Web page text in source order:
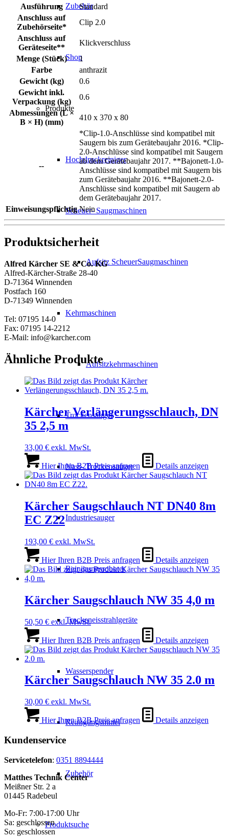
Zubehör
Shop
Produkte
Hochdruckreiniger
Scheuer- Saugmaschinen
Aufsitz ScheuerSaugmaschinen
Kehrmaschinen
Aufsitzkehrmaschinen
Trockensauger
Nass- Trockensauger
Industriesauger
Reinigungsroboter
Trockeneisstrahlgeräte
Wasserspender
Reinigungsmittel
Zubehör
Produktsuche
Ausführung
Standard
Anschluss auf
Zubehörseite*
Clip 2.0
Anschluss auf
Geräteseite**
Klickverschluss
Menge (Stück)
1
Farbe
anthrazit
Gewicht (kg)
0.6
Gewicht inkl.
Verpackung (kg)
0.6
Abmessungen (L ×
B × H) (mm)
410 x 370 x 80
--
*Clip-1.0-Anschlüsse sind kompatibel mit
Saugern bis zum Gerätebaujahr 2016. *Clip-
2.0-Anschlüsse sind kompatibel mit Saugern
ab dem Gerätebaujahr 2017. **Bajonett-1.0-
Anschlüsse sind kompatibel mit Saugern bis
zum Gerätebaujahr 2016. **Bajonett-2.0-
Anschlüsse sind kompatibel mit Saugern ab
dem Gerätebaujahr 2017.
Einweisungspflichtig Nein
Produktsicherheit
Alfred Kärcher SE & Co. KG
Alfred-Kärcher-Straße 28-40
D-71364 Winnenden
Postfach 160
D-71349 Winnenden
Tel: 07195 14-0
Fax: 07195 14-2212
E-Mail: info@karcher.com
Ähnliche Produkte
Kärcher Verlängerungsschlauch, DN
35 2,5 m
33,00 € exkl. MwSt.
Hier Ihren B2B Preis anfragen Details anzeigen
Kärcher Saugschlauch NT DN40 8m
EC Z22
193,00 € exkl. MwSt.
Hier Ihren B2B Preis anfragen Details anzeigen
Kärcher Saugschlauch NW 35 4,0 m
50,50 € exkl. MwSt.
Hier Ihren B2B Preis anfragen Details anzeigen
Kärcher Saugschlauch NW 35 2.0 m
30,00 € exkl. MwSt.
Hier Ihren B2B Preis anfragen Details anzeigen
Kundenservice
Servicetelefon: 0351 8894444
Matthes Technik Center
Meißner Str. 2 a
01445 Radebeul
Mo-Fr: 7:00-17:00 Uhr
Sa: geschlossen
So: geschlossen